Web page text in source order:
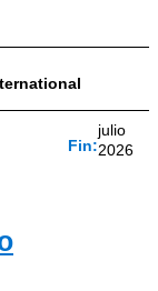
Fin:
julio
2026